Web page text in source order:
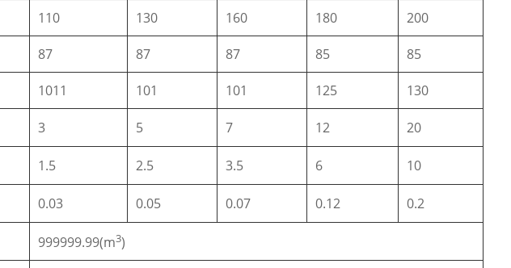
110 130 160 180 200
87 87 87 85 85
1011 101 101 125 130
3 5 7 12 20
1.5 2.5 3.5 6 10
0.03 0.05 0.07 0.12 0.2
999999.99(m3)